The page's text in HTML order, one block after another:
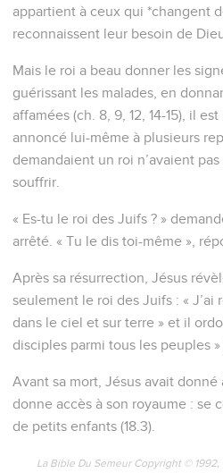
appartient à ceux qui *changent
reconnaissent leur besoin de Dieu
Mais le roi a beau donner les
guérissant les malades, en
affamées (ch. 8, 9, 12, 14-15), il
annoncé lui-même à plusieurs
demandaient un roi n’avaient
souffrir.
« Es-tu le roi des Juifs ? »
arrêté. « Tu le dis toi-même »,
Après sa résurrection, Jésus
seulement le roi des Juifs : « J’ai
dans le ciel et sur terre » et il
disciples parmi tous les peuples »
Avant sa mort, Jésus avait donné
donne accès à son royaume : se
de petits enfants (18.3).
La Bible Du Semeur Copyright ©